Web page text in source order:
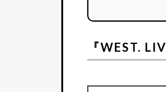
『WEST.